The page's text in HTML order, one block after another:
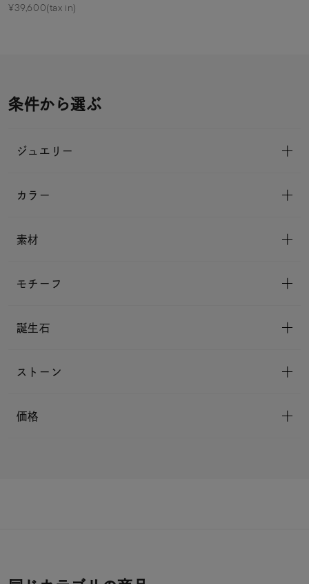
¥39,600(tax in)
条件から選ぶ
ジュエリー
カラー
素材
モチーフ
誕生石
ストーン
価格